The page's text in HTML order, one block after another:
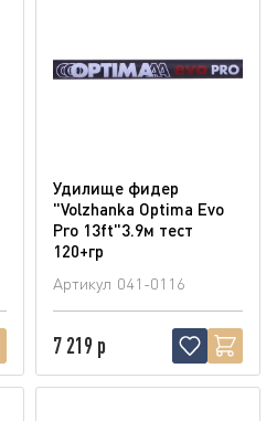
Удилище фидер
"Volzhanka Optima Evo
Pro 13ft"3.9м тест
120+гр
Артикул 041-0116
7 219 р